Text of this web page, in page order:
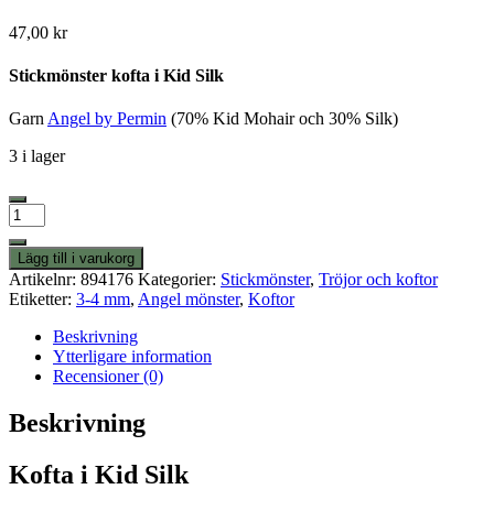
47,00 kr
Stickmönster kofta i Kid Silk
GarnAngel by Permin (70% Kid Mohair och 30% Silk)
3 i lager
Kofta
i
Kid
Silk
mängd
Lägg till i varukorg
Artikelnr: 894176 Kategorier: Stickmönster, Tröjor och koftor
Etiketter: 3-4 mm, Angel mönster, Koftor
Beskrivning
Ytterligare information
Recensioner (0)
Beskrivning
Kofta i Kid Silk